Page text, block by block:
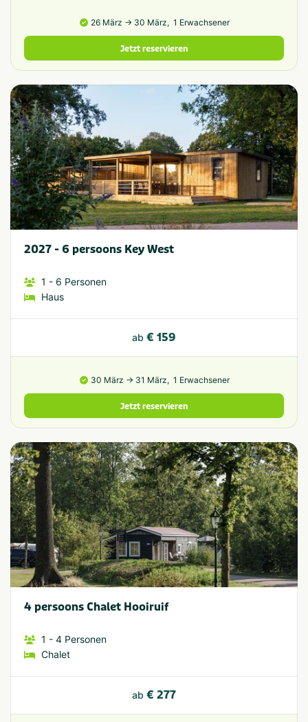
26 März → 30 März, 1 Erwachsener
Jetzt reservieren
2027 - 6 persoons Key West
1 - 6 Personen
Haus
ab € 159
30 März → 31 März, 1 Erwachsener
Jetzt reservieren
4 persoons Chalet Hooiruif
1 - 4 Personen
Chalet
ab € 277